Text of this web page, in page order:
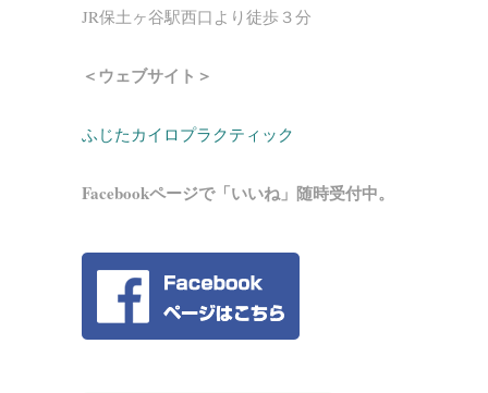
JR保土ヶ谷駅西口より徒歩３分
＜ウェブサイト＞
ふじたカイロプラクティック
Facebookページで「いいね」随時受付中。